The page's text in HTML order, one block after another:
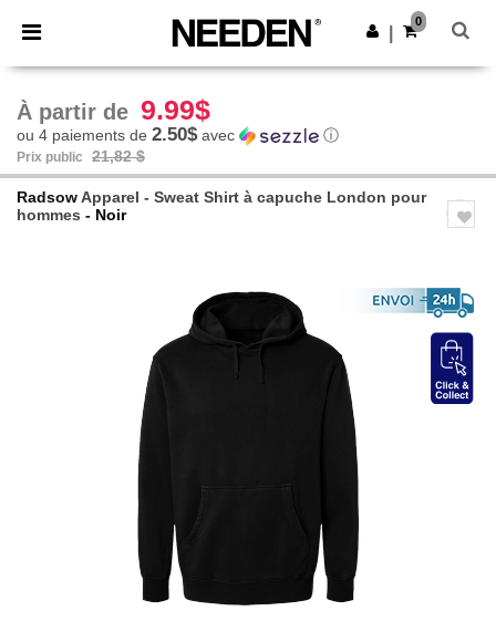
× Appli Needen
Meilleurs prix sur l’app !
Obtenir l'appli
0
À partir de 9.99$
ou 4 paiements de 2.50$avec ⓘ
Prix public 21,82 $
RadsowApparel - Sweat Shirt à capuche London pour
hommes - Noir